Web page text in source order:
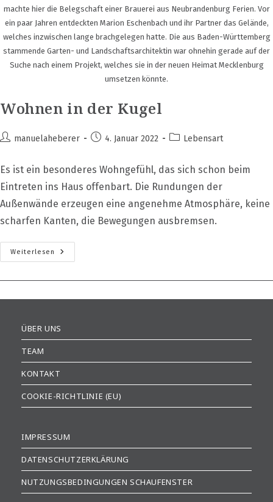
machte hier die Belegschaft einer Brauerei aus Neubrandenburg Ferien. Vor
ein paar Jahren entdeckten Marion Eschenbach und ihr Partner das Gelände,
welches inzwischen lange brachgelegen hatte. Die aus Baden-Württemberg
stammende Garten- und Landschaftsarchitektin war ohnehin gerade auf der
Suche nach einem Projekt, welches sie in der neuen Heimat Mecklenburg
umsetzen könnte.
Wohnen in der Kugel
Beitrags-
manuelaheberer
Beitrag4. Januar 2022
Beitrags-
Lebensart
Es ist ein besonderes Wohngefühl, das sich schon beim
Eintreten ins Haus offenbart. Die Rundungen der
Außenwände erzeugen eine angenehme Atmosphäre, keine
scharfen Kanten, die Bewegungen ausbremsen.
Weiterlesen
Wohnen
In
ÜBER UNS
TEAM
KONTAKT
COOKIE-RICHTLINIE (EU)
IMPRESSUM
DATENSCHUTZERKLÄRUNG
NUTZUNGSBEDINGUNGEN SCHAUFENSTER